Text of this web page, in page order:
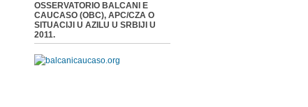
OSSERVATORIO BALCANI E
CAUCASO (OBC), APC/CZA O
SITUACIJI U AZILU U SRBIJI U
2011.